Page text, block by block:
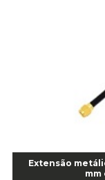
Anel Centralizador
Anel Centralizador
Anel Centralizador
Anel de vedação
Anel de vedação
Anel p/ montagem
Anel para
Anel para Vedação
Anel para Vedação
Extensão
mm